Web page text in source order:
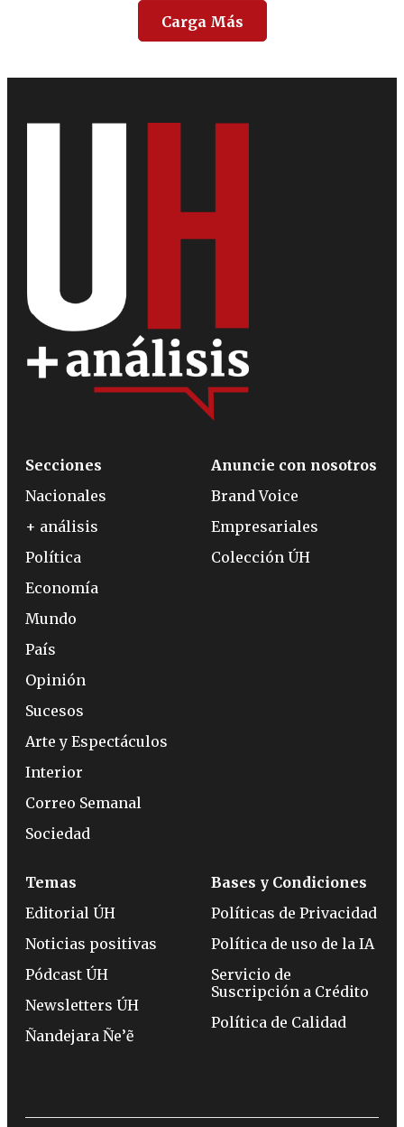
Carga Más
Secciones
Nacionales
+ análisis
Política
Economía
Mundo
País
Opinión
Sucesos
Arte y Espectáculos
Interior
Correo Semanal
Sociedad
Anuncie con nosotros
Brand Voice
Empresariales
Colección ÚH
Temas
Editorial ÚH
Noticias positivas
Pódcast ÚH
Newsletters ÚH
Ñandejara Ñe’ẽ
Bases y Condiciones
Políticas de Privacidad
Política de uso de la IA
Servicio de
Suscripción a Crédito
Política de Calidad